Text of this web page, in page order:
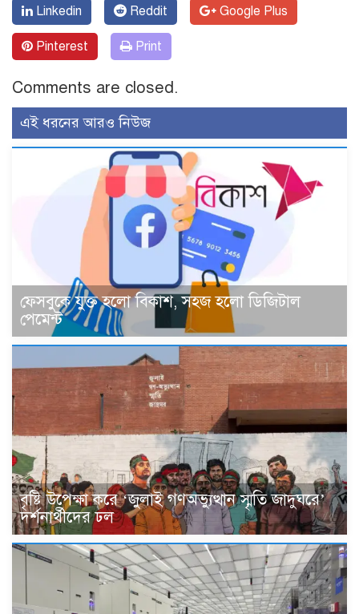
Linkedin Reddit Google Plus
Pinterest Print
Comments are closed.
এই ধরনের আরও নিউজ
ফেসবুকে যুক্ত হলো বিকাশ, সহজ হলো ডিজিটাল
পেমেন্ট
বৃষ্টি উপেক্ষা করে ‘জুলাই গণঅভ্যুত্থান স্মৃতি জাদুঘরে’
দর্শনার্থীদের ঢল